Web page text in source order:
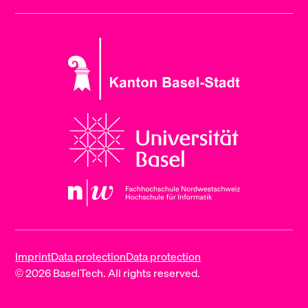
ImprintData protectionData protection
© 2026 BaselTech. All rights reserved.